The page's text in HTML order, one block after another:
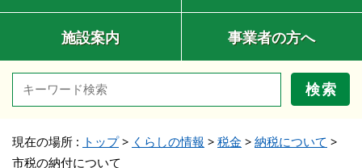
施設案内 事業者の方へ
検索
現在の場所 : トップ> くらしの情報 > 税金 > 納税について >
市税の納付について